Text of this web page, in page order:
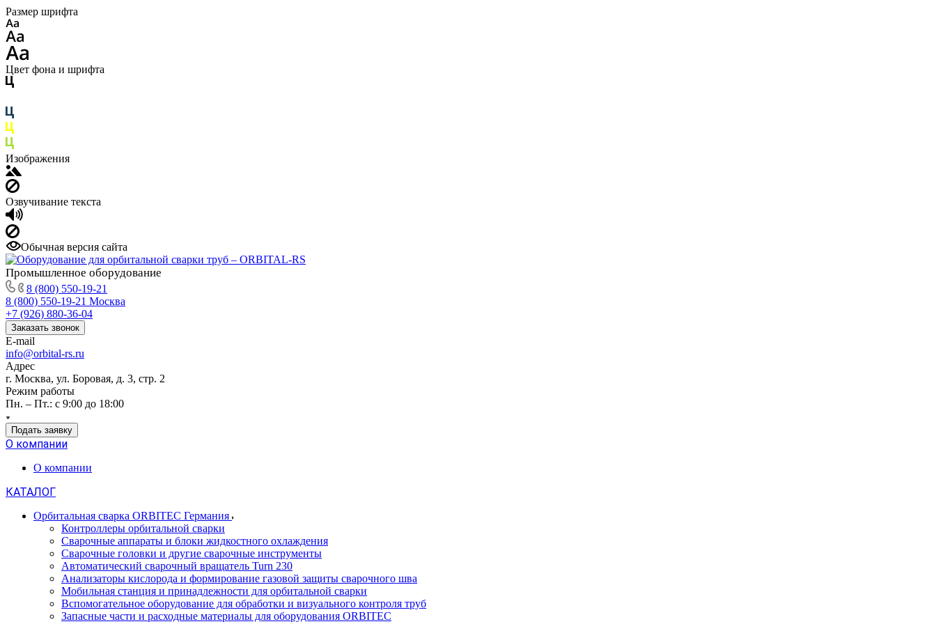
Размер шрифта
Цвет фона и шрифта
Изображения
Озвучивание текста
Обычная версия сайта
Промышленное оборудование
8 (800) 550-19-21
8 (800) 550-19-21 Москва
+7 (926) 880-36-04
Заказать звонок
E-mail
info@orbital-rs.ru
Адрес
г. Москва, ул. Боровая, д. 3, стр. 2
Режим работы
Пн. – Пт.: с 9:00 до 18:00
Подать заявку
О компании
О компании
КАТАЛОГ
Орбитальная сварка ORBITEC Германия
Контроллеры орбитальной сварки
Сварочные аппараты и блоки жидкостного охлаждения
Сварочные головки и другие сварочные инструменты
Автоматический сварочный вращатель Turn 230
Анализаторы кислорода и формирование газовой защиты сварочного шва
Мобильная станция и принадлежности для орбитальной сварки
Вспомогательное оборудование для обработки и визуального контроля труб
Запасные части и расходные материалы для оборудования ORBITEC